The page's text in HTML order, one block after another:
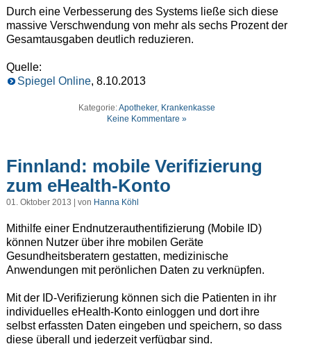
Durch eine Verbesserung des Systems ließe sich diese
massive Verschwendung von mehr als sechs Prozent der
Gesamtausgaben deutlich reduzieren.
Quelle:
Spiegel Online, 8.10.2013
Kategorie:Apotheker, Krankenkasse
Keine Kommentare »
Finnland: mobile Verifizierung
zum eHealth-Konto
01. Oktober 2013 | von Hanna Köhl
Mithilfe einer Endnutzerauthentifizierung (Mobile ID)
können Nutzer über ihre mobilen Geräte
Gesundheitsberatern gestatten, medizinische
Anwendungen mit perönlichen Daten zu verknüpfen.
Mit der ID-Verifizierung können sich die Patienten in ihr
individuelles eHealth-Konto einloggen und dort ihre
selbst erfassten Daten eingeben und speichern, so dass
diese überall und jederzeit verfügbar sind.